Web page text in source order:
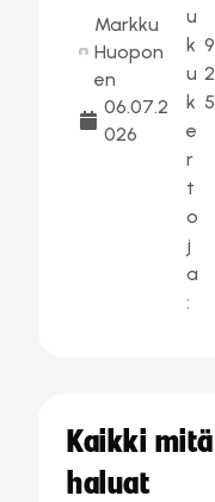
Markku
Huopon
en
06.07.2
026
u
k
u
k
e
r
t
o
j
a
:
9
2
5
Kaikki mitä
haluat